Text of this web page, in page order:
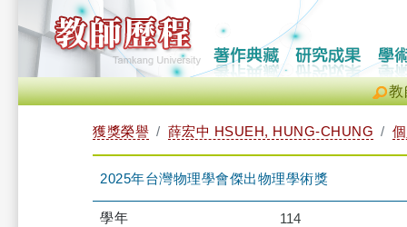
教
獲獎榮譽 薛宏中 HSUEH, HUNG-CHUNG
2025年台灣物理學會傑出物理學術獎
學年 114